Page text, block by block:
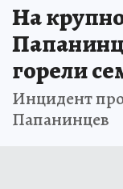
На
горели
Инцидент
Папанинцев